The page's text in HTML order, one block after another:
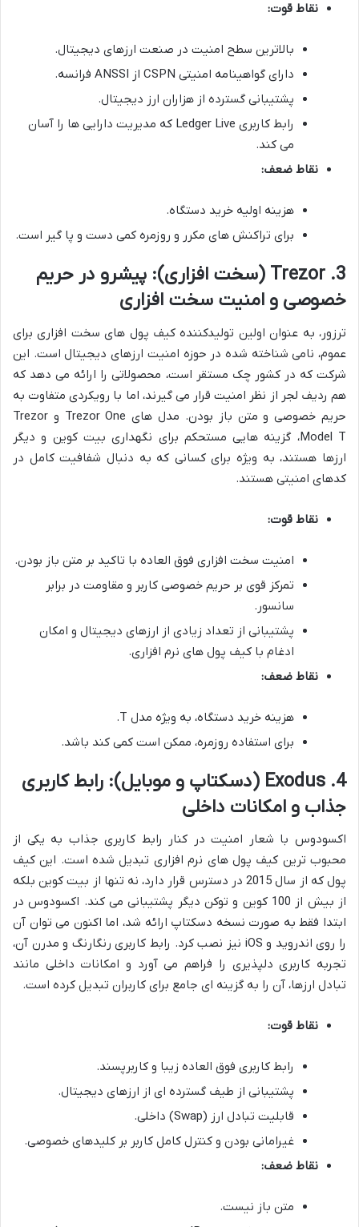
نقاط قوت:
بالاترین سطح امنیت در صنعت ارزهای دیجیتال.
دارای گواهینامه امنیتی CSPN از ANSSI فرانسه.
پشتیبانی گسترده از هزاران ارز دیجیتال.
رابط کاربری Ledger Live که مدیریت دارایی ها را آسان
می کند.
نقاط ضعف:
هزینه اولیه خرید دستگاه.
برای تراکنش های مکرر و روزمره کمی دست و پا گیر است.
3. Trezor (سخت افزاری): پیشرو در حریم
خصوصی و امنیت سخت افزاری
ترزور، به عنوان اولین تولیدکننده کیف پول های سخت افزاری برای
عموم، نامی شناخته شده در حوزه امنیت ارزهای دیجیتال است. این
شرکت که در کشور چک مستقر است، محصولاتی را ارائه می دهد که
هم ردیف لجر از نظر امنیت قرار می گیرند، اما با رویکردی متفاوت به
حریم خصوصی و متن باز بودن. مدل های Trezor One و Trezor
Model T، گزینه هایی مستحکم برای نگهداری بیت کوین و دیگر
ارزها هستند، به ویژه برای کسانی که به دنبال شفافیت کامل در
کدهای امنیتی هستند.
نقاط قوت:
امنیت سخت افزاری فوق العاده با تاکید بر متن باز بودن.
تمرکز قوی بر حریم خصوصی کاربر و مقاومت در برابر
سانسور.
پشتیبانی از تعداد زیادی از ارزهای دیجیتال و امکان
ادغام با کیف پول های نرم افزاری.
نقاط ضعف:
هزینه خرید دستگاه، به ویژه مدل T.
برای استفاده روزمره، ممکن است کمی کند باشد.
4. Exodus (دسکتاپ و موبایل): رابط کاربری
جذاب و امکانات داخلی
اکسودوس با شعار امنیت در کنار رابط کاربری جذاب به یکی از
محبوب ترین کیف پول های نرم افزاری تبدیل شده است. این کیف
پول که از سال 2015 در دسترس قرار دارد، نه تنها از بیت کوین بلکه
از بیش از 100 کوین و توکن دیگر پشتیبانی می کند. اکسودوس در
ابتدا فقط به صورت نسخه دسکتاپ ارائه شد، اما اکنون می توان آن
را روی اندروید و iOS نیز نصب کرد. رابط کاربری رنگارنگ و مدرن آن،
تجربه کاربری دلپذیری را فراهم می آورد و امکانات داخلی مانند
تبادل ارزها، آن را به گزینه ای جامع برای کاربران تبدیل کرده است.
نقاط قوت:
رابط کاربری فوق العاده زیبا و کاربرپسند.
پشتیبانی از طیف گسترده ای از ارزهای دیجیتال.
قابلیت تبادل ارز (Swap) داخلی.
غیرامانی بودن و کنترل کامل کاربر بر کلیدهای خصوصی.
نقاط ضعف:
متن باز نیست.